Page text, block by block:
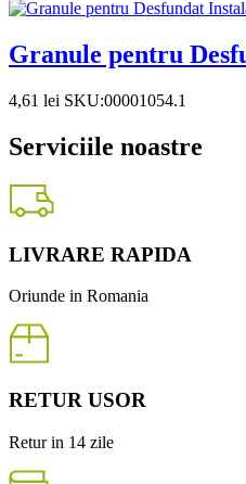
Granule pentru
4,61 lei SKU:00001054.1
Serviciile noastre
LIVRARE RAPIDA
Oriunde in Romania
RETUR USOR
Retur in 14 zile